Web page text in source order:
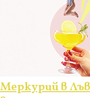
Меркурий в